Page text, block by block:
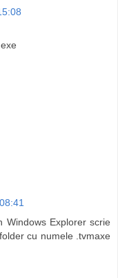
Windows Explorer scrie
cu numele .tvmaxe